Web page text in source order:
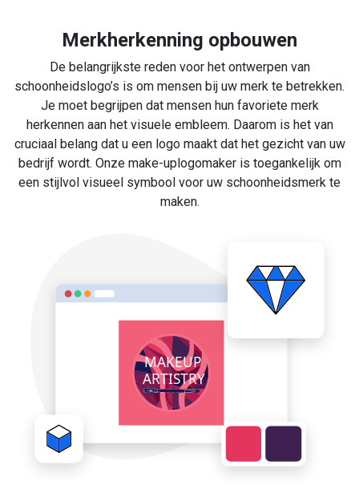
Merkherkenning opbouwen
De belangrijkste reden voor het ontwerpen van
schoonheidslogo’s is om mensen bij uw merk te betrekken.
Je moet begrijpen dat mensen hun favoriete merk
herkennen aan het visuele embleem. Daarom is het van
cruciaal belang dat u een logo maakt dat het gezicht van uw
bedrijf wordt. Onze make-uplogomaker is toegankelijk om
een stijlvol visueel symbool voor uw schoonheidsmerk te
maken.